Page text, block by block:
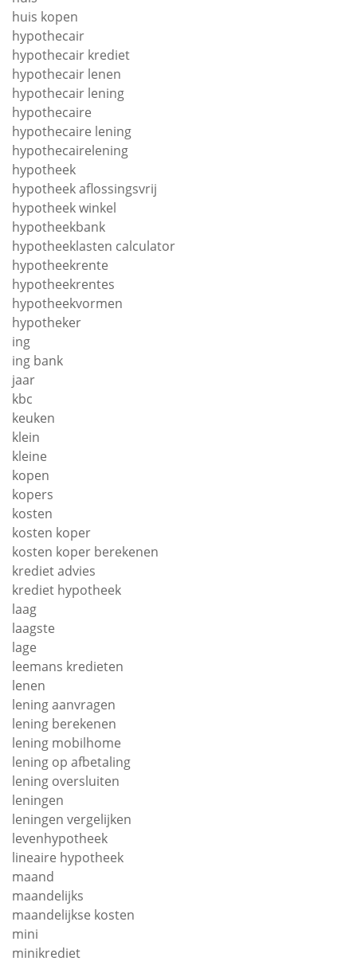
huis kopen
hypothecair
hypothecair krediet
hypothecair lenen
hypothecair lening
hypothecaire
hypothecaire lening
hypothecairelening
hypotheek
hypotheek aflossingsvrij
hypotheek winkel
hypotheekbank
hypotheeklasten calculator
hypotheekrente
hypotheekrentes
hypotheekvormen
hypotheker
ing
ing bank
jaar
kbc
keuken
klein
kleine
kopen
kopers
kosten
kosten koper
kosten koper berekenen
krediet advies
krediet hypotheek
laag
laagste
lage
leemans kredieten
lenen
lening aanvragen
lening berekenen
lening mobilhome
lening op afbetaling
lening oversluiten
leningen
leningen vergelijken
levenhypotheek
lineaire hypotheek
maand
maandelijks
maandelijkse kosten
mini
minikrediet